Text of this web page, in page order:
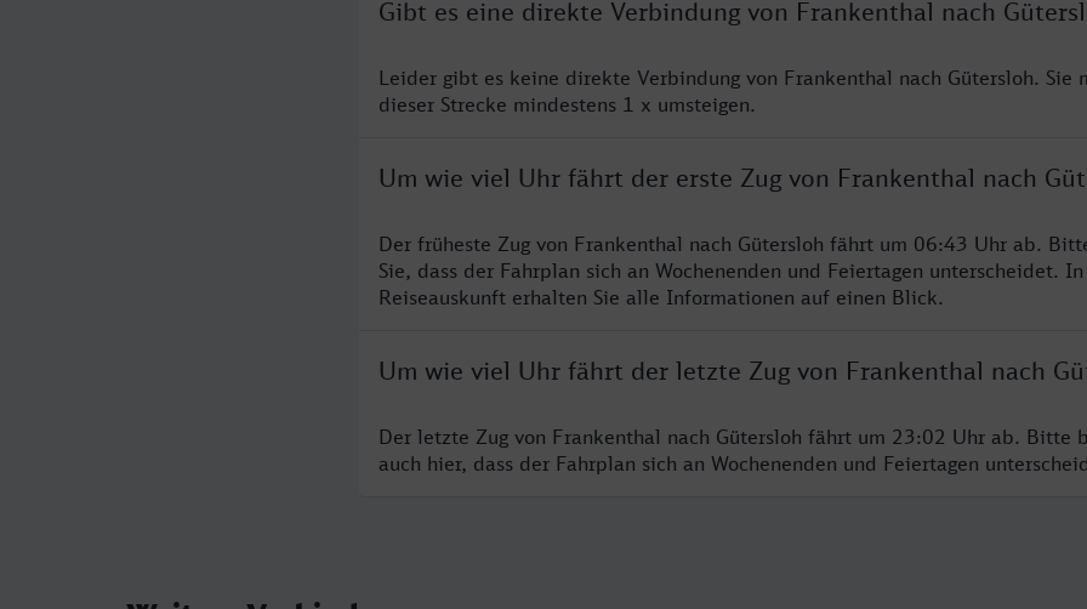
Gibt es eine direkte Verbindung von Frankenthal nach
Leider gibt es keine direkte Verbindung von Frankenthal nach Gütersloh. Sie
dieser Strecke mindestens 1 x umsteigen.
Um wie viel Uhr fährt der erste Zug von Frankenthal nach
Der früheste Zug von Frankenthal nach Gütersloh fährt um 06:43 Uhr ab.
Sie, dass der Fahrplan sich an Wochenenden und Feiertagen unterscheidet.
Reiseauskunft erhalten Sie alle Informationen auf einen Blick.
Um wie viel Uhr fährt der letzte Zug von Frankenthal nach
Der letzte Zug von Frankenthal nach Gütersloh fährt um 23:02 Uhr ab. Bitte
auch hier, dass der Fahrplan sich an Wochenenden und Feiertagen